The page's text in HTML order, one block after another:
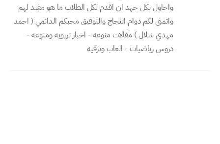
واحاول بكل جهد ان اقدم لكل الطلاب ما هو مفيد لهم
واتمنى لكم دوام النجاح والتوفيق محبكم الدائمي ( احمد
مهدي شلال ) مقالات منوعه - اخبار تربويه ومنوعه -
دروس رياضيات - العاب وترفيه